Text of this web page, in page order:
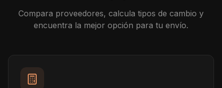
Compara proveedores, calcula tipos de cambio y
encuentra la mejor opción para tu envío.